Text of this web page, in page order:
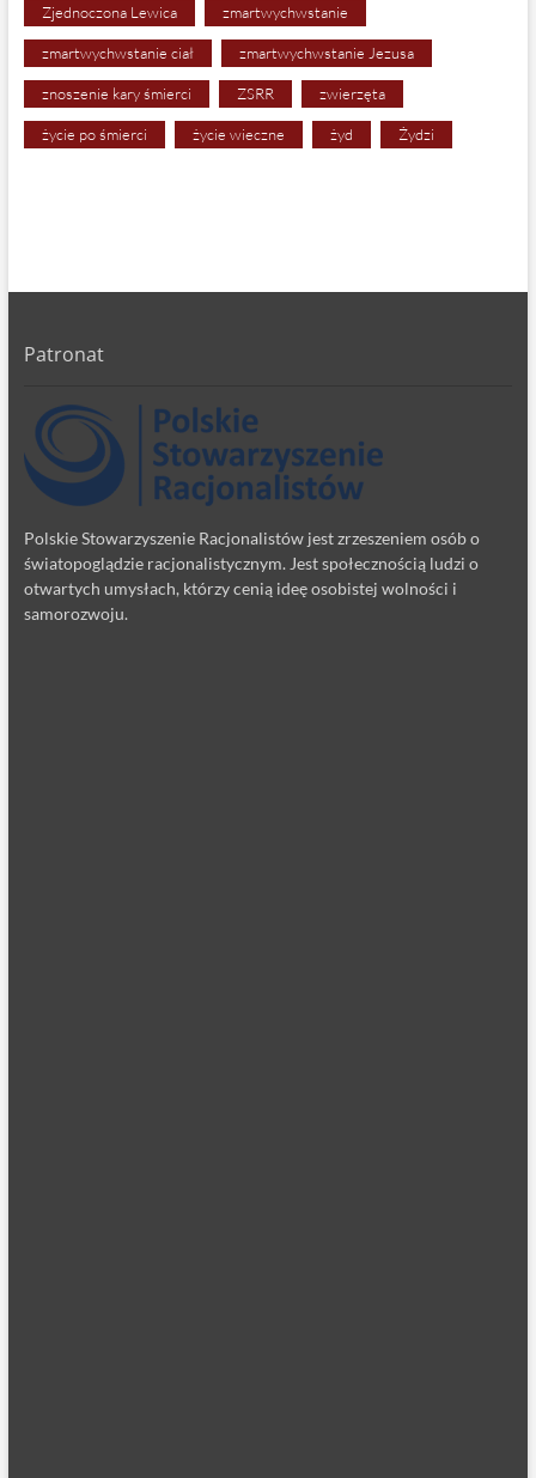
Zjednoczona Lewica zmartwychwstanie
zmartwychwstanie ciał zmartwychwstanie Jezusa
znoszenie kary śmierci ZSRR zwierzęta
życie po śmierci życie wieczne żyd Żydzi
Patronat
Polskie Stowarzyszenie Racjonalistów jest zrzeszeniem osób o
światopoglądzie racjonalistycznym. Jest społecznością ludzi o
otwartych umysłach, którzy cenią ideę osobistej wolności i
samorozwoju.